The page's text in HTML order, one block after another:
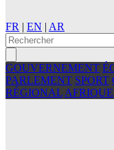
FR | EN | AR
GOUVERNEMENT
PARLEMENT SPORT
RÉGIONAL AFRIQUE